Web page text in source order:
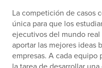
La competición de casos
única para que los
ejecutivos del mundo
aportar las mejores ideas
empresas. A cada